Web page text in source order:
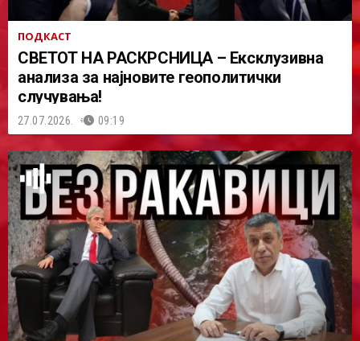
ПОДКАСТ
СВЕТОТ НА РАСКРСНИЦА – Ексклузивна
анализа за најновите геополитички
случувања!
27.07.2026. 09:19